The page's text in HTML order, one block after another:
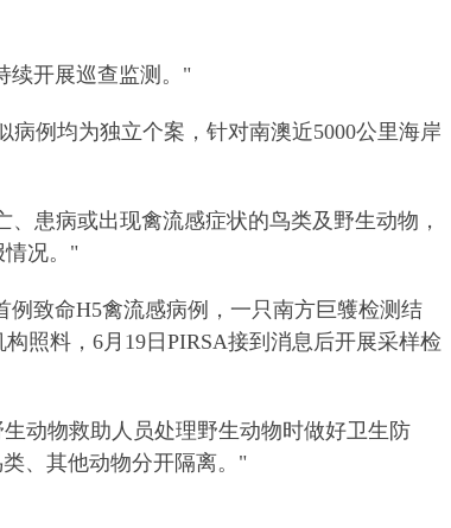
续开展巡查监测。"
病例均为独立个案，针对南澳近5000公里海岸
患病或出现禽流感症状的鸟类及野生动物，
情况。"
例致命H5禽流感病例，一只南方巨鹱检测结
照料，6月19日PIRSA接到消息后开展采样检
动物救助人员处理野生动物时做好卫生防
、其他动物分开隔离。"